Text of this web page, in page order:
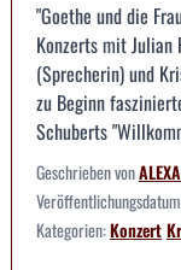
"Goethe und die
Konzerts mit Julian
(Sprecherin) und
zu Beginn
Schuberts
Geschrieben von
Kategorien:Konzert